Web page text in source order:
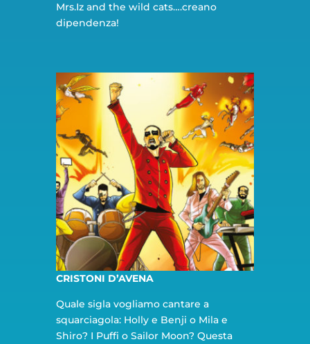
Mrs.Iz and the wild cats….creano
dipendenza!
CRISTONI D’AVENA
Quale sigla vogliamo cantare a
squarciagola: Holly e Benji o Mila e
Shiro? I Puffi o Sailor Moon? Questa